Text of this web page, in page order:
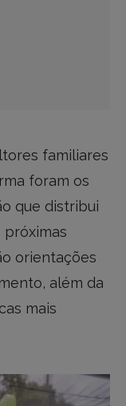
familiares
foram os
que distribui
próximas
orientações
além da
mais